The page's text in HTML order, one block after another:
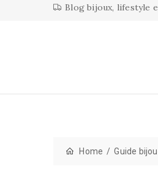
Blog bijoux, lifestyle
Home Guide